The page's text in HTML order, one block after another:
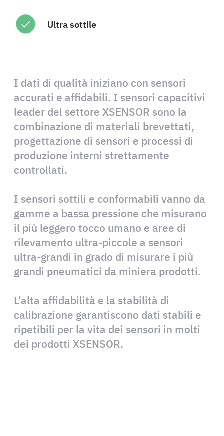
I dati di qualità iniziano con sensori
accurati e affidabili. I sensori capacitivi
leader del settore XSENSOR sono la
combinazione di materiali brevettati,
progettazione di sensori e processi di
produzione interni strettamente
controllati.
I sensori sottili e conformabili vanno da
gamme a bassa pressione che misurano
il più leggero tocco umano e aree di
rilevamento ultra-piccole a sensori
ultra-grandi in grado di misurare i più
grandi pneumatici da miniera prodotti.
L'alta affidabilità e la stabilità di
calibrazione garantiscono dati stabili e
ripetibili per la vita dei sensori in molti
dei prodotti XSENSOR.
Ultra sottile